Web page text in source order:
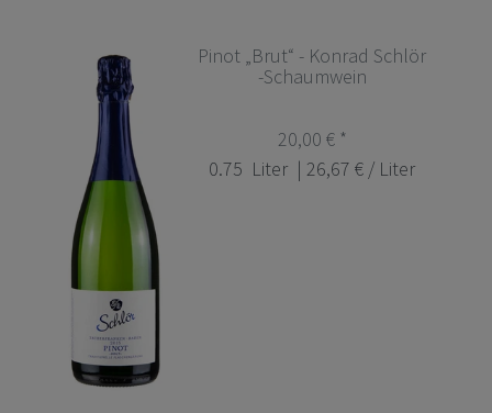
Pinot „Brut“ - Konrad Schlör
-Schaumwein
20,00 € *
0.75 Liter | 26,67 € / Liter